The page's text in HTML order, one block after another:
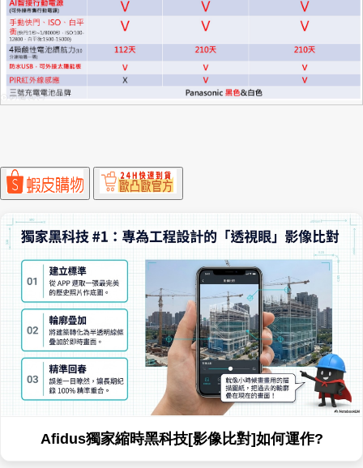
Afidus獨家縮時黑科技[無線免爬梯]Wi-Fi喚醒如何
運作?